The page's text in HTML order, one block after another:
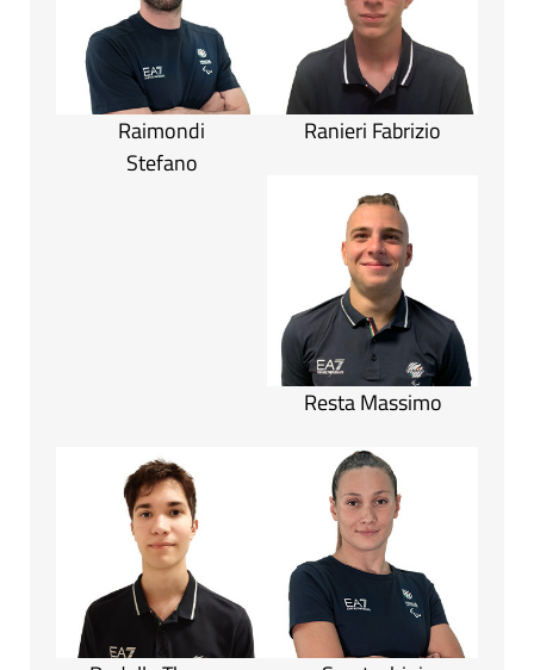
Raimondi
Stefano
Ranieri Fabrizio
Resta Massimo